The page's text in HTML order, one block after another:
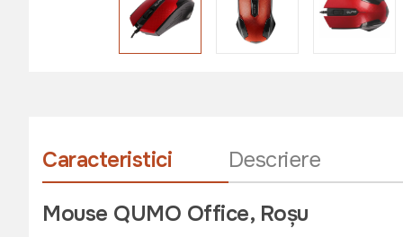
Caracteristici Descriere
Mouse QUMO Office, Roșu